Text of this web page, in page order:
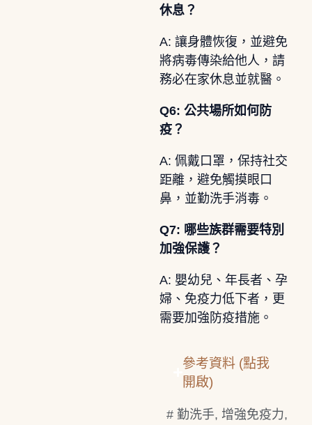
休息？
A: 讓身體恢復，並避免
將病毒傳染給他人，請
務必在家休息並就醫。
Q6: 公共場所如何防
疫？
A: 佩戴口罩，保持社交
距離，避免觸摸眼口
鼻，並勤洗手消毒。
Q7: 哪些族群需要特別
加強保護？
A: 嬰幼兒、年長者、孕
婦、免疫力低下者，更
需要加強防疫措施。
參考資料 (點我
開啟)
# 勤洗手, 增強免疫力,